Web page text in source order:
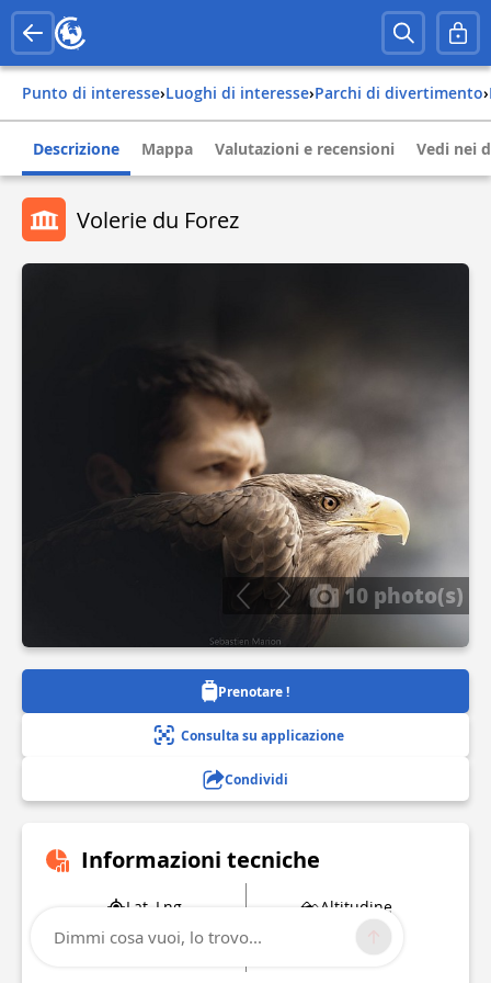
Punto di interesse› Luoghi di interesse› Parchi di divertimento›
Descrizione Mappa Valutazioni e recensioni Vedi nei
Volerie du Forez
10 photo(s)
Prenotare !
Consulta su applicazione
Condividi
Informazioni tecniche
Lat, Lng
45.698993
Altitudine
448 m
Dimmi cosa vuoi, lo trovo...